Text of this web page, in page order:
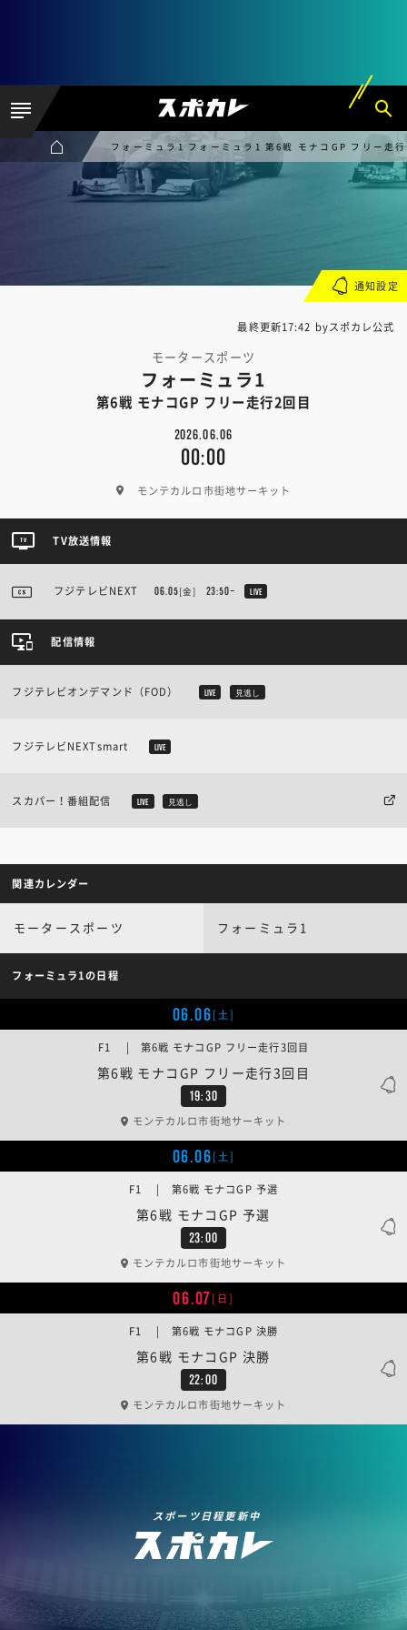
フォーミュラ1 フォーミュラ1 第6戦 モナコGP フリー走
最終更新17:42 byスポカレ公式
モータースポーツ
フォーミュラ1
第6戦 モナコGP フリー走行2回目
2026.06.06
00:00
モンテカルロ市街地サーキット
通知設定
TV放送情報
フジテレビNEXT 06.05[金] 23:50~ LIVE
配信情報
フジテレビオンデマンド（FOD） LIVE 見逃し
フジテレビNEXTsmart LIVE
スカパー！番組配信 LIVE 見逃し
関連カレンダー
モータースポーツ フォーミュラ1
フォーミュラ1の日程
06.06[土]
19:30
第6戦 モナコGP フリー走行3回目
F1 | 第6戦 モナコGP フリー走行3回目
モンテカルロ市街地サーキット
06.06[土]
23:00
第6戦 モナコGP 予選
F1 | 第6戦 モナコGP 予選
モンテカルロ市街地サーキット
06.07[日]
22:00
第6戦 モナコGP 決勝
F1 | 第6戦 モナコGP 決勝
モンテカルロ市街地サーキット
スポーツ日程更新中